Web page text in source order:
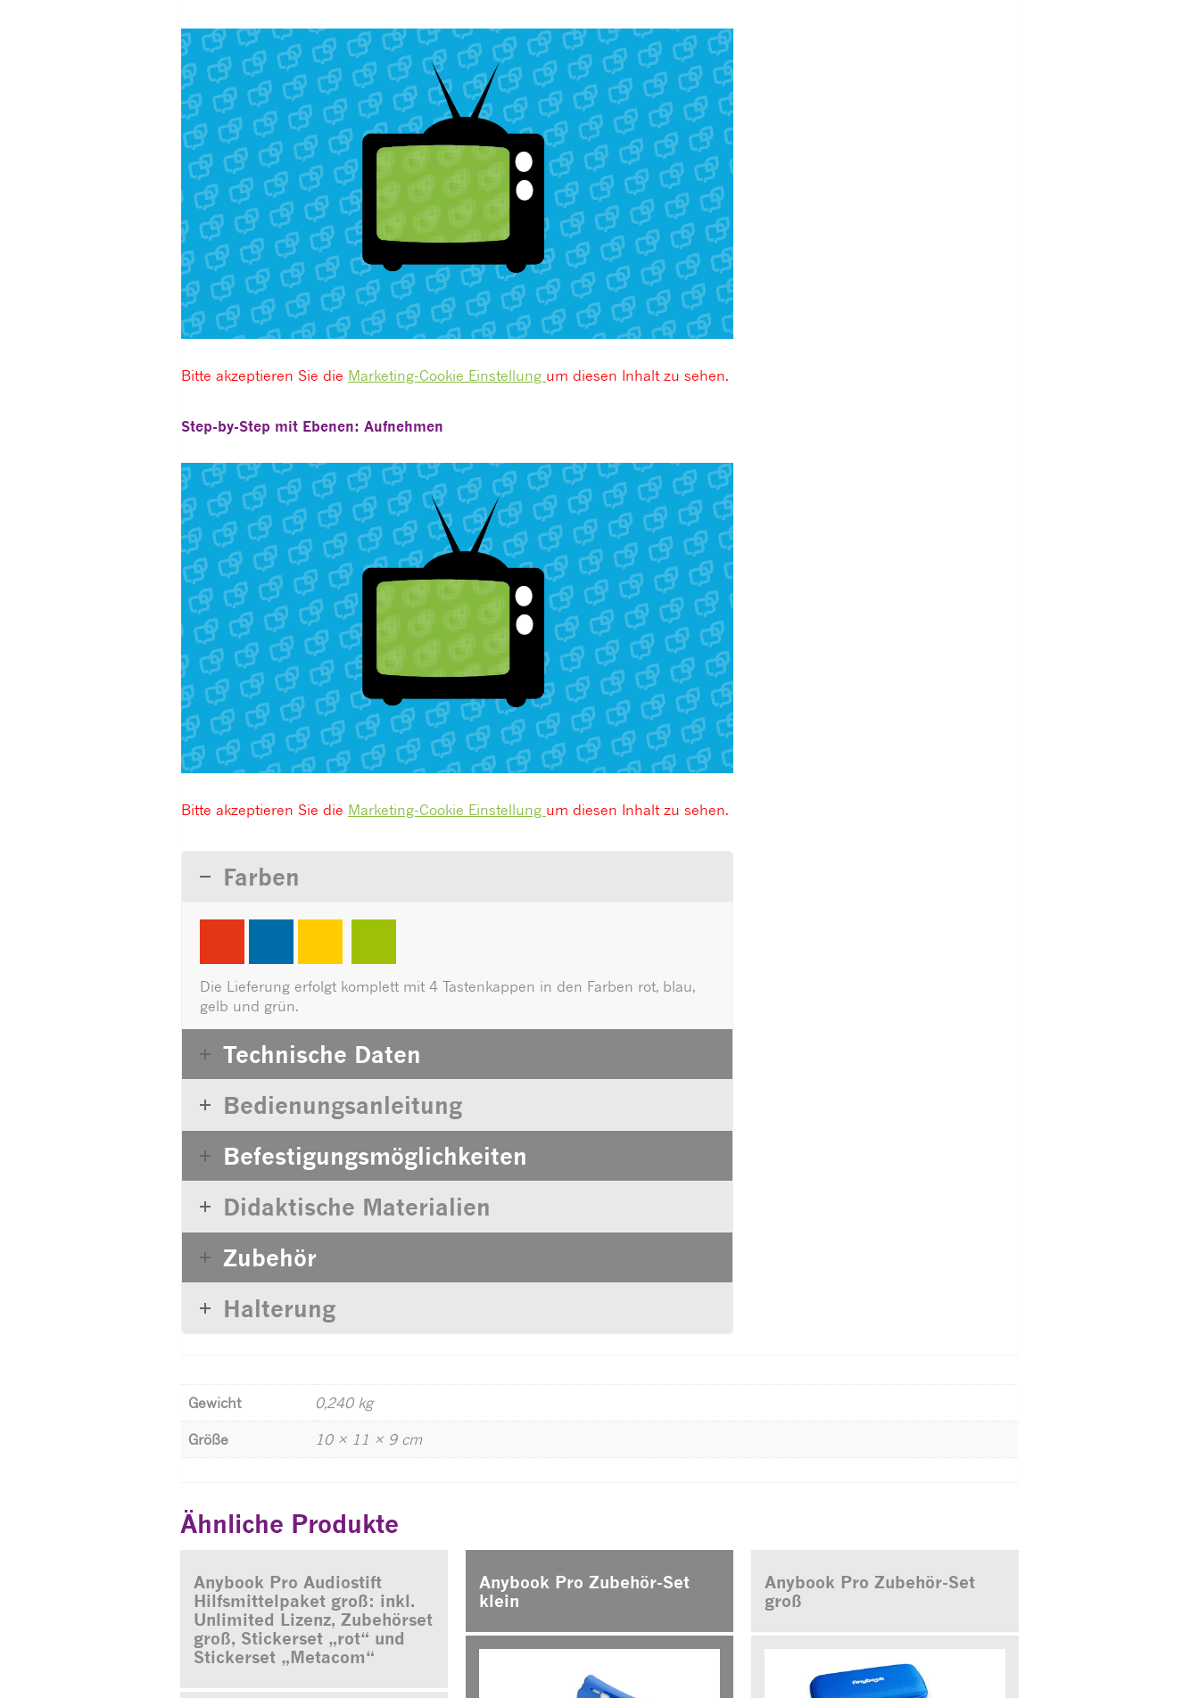
Bitte akzeptieren Sie die Marketing-Cookie Einstellung um diesen Inhalt zu sehen.
Step-by-Step mit Ebenen: Aufnehmen
Bitte akzeptieren Sie die Marketing-Cookie Einstellung um diesen Inhalt zu sehen.
Farben
Die Lieferung erfolgt komplett mit 4 Tastenkappen in den Farben rot, blau,
gelb und grün.
Technische Daten
Bedienungsanleitung
Befestigungsmöglichkeiten
Didaktische Materialien
Zubehör
Halterung
Gewicht 0,240 kg
Größe 10 × 11 × 9 cm
Ähnliche Produkte
Anybook Pro Audiostift
Hilfsmittelpaket groß: inkl.
Unlimited Lizenz, Zubehörset
groß, Stickerset „rot“ und
Stickerset „Metacom“
Anybook Pro Zubehör-Set
klein
Anybook Pro Zubehör-Set
groß